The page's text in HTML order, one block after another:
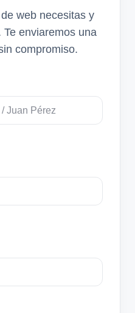
web necesitas y
enviaremos una
compromiso.